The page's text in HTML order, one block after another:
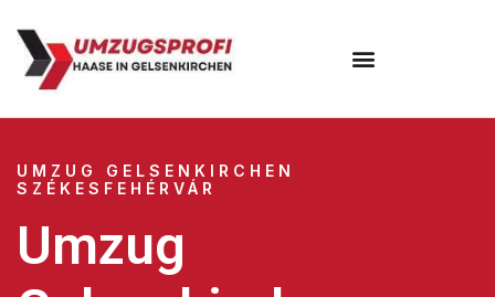
UMZUG GELSENKIRCHEN
SZÉKESFEHÉRVÁR
Umzug